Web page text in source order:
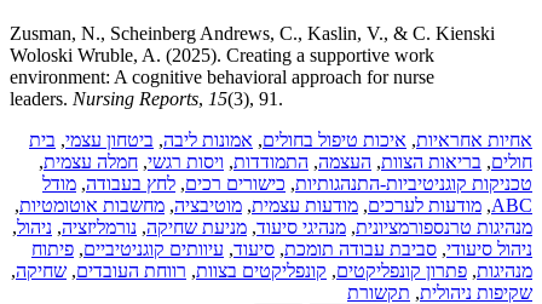
Zusman, N., Scheinberg Andrews, C., Kaslin, V., & C. Kienski
Woloski Wruble, A. (2025). Creating a supportive work
environment: A cognitive behavioral approach for nurse
leaders. Nursing Reports, 15(3), 91.
אחיות אחראיות, איכות טיפול בחולים, אמונות ליבה, ביטחון עצמי, בית
חולים, בריאות הצוות, העצמה, התמודדות, ויסות רגשי, חמלה עצמית,
טכניקות קוגניטיביות-התנהגותיות, כישורים רכים, לחץ בעבודה, מודל
ABC
, מודעות לערכים, מודעות עצמית, מוטיבציה, מחשבות אוטומטיות,
מנהיגות טרנספורמציונית, מנהיגי סיעוד, מניעת שחיקה, נורמליזציה, ניהול,
ניהול סיעודי, סביבת עבודה תומכת, סיעוד, עיוותים קוגניטיביים, פיתוח
מנהיגות, פתרון קונפליקטים, קונפליקטים בצוות, רווחת העובדים, שחיקה,
שקיפות ניהולית, תקשורת